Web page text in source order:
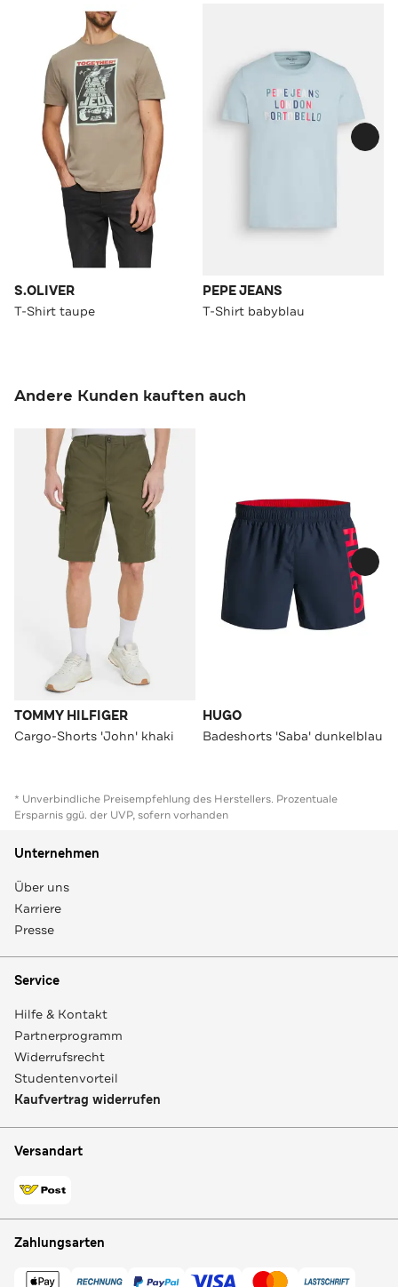
S.OLIVER
T-Shirt taupe
PEPE JEANS
T-Shirt babyblau
Andere Kunden kauften auch
TOMMY HILFIGER
Cargo-Shorts 'John' khaki
HUGO
Badeshorts 'Saba' dunkelblau
* Unverbindliche Preisempfehlung des Herstellers. Prozentuale
Ersparnis ggü. der UVP, sofern vorhanden
Unternehmen
Über uns
Karriere
Presse
Service
Hilfe & Kontakt
Partnerprogramm
Widerrufsrecht
Studentenvorteil
Kaufvertrag widerrufen
Versandart
Zahlungsarten